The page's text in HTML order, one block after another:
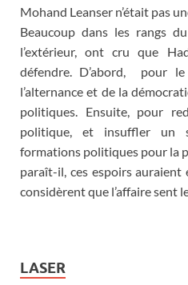
Mohand Leanser n’était pas
Beaucoup dans les rangs
l’extérieur, ont cru que
défendre. D’abord, pour
l’alternance et de la
politiques. Ensuite, pour
politique, et insuffler un
formations politiques pour la
paraît-il, ces espoirs auraient
considèrent que l’affaire sent
LASER